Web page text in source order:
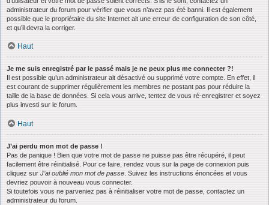
administrateur du forum pour vérifier que vous n’avez pas été banni. Il est également
possible que le propriétaire du site Internet ait une erreur de configuration de son côté,
et qu’il devra la corriger.
Haut
Je me suis enregistré par le passé mais je ne peux plus me connecter ?!
Il est possible qu’un administrateur ait désactivé ou supprimé votre compte. En effet, il
est courant de supprimer régulièrement les membres ne postant pas pour réduire la
taille de la base de données. Si cela vous arrive, tentez de vous ré-enregistrer et soyez
plus investi sur le forum.
Haut
J’ai perdu mon mot de passe !
Pas de panique ! Bien que votre mot de passe ne puisse pas être récupéré, il peut
facilement être réinitialisé. Pour ce faire, rendez vous sur la page de connexion puis
cliquez sur J’ai oublié mon mot de passe . Suivez les instructions énoncées et vous
devriez pouvoir à nouveau vous connecter.
Si toutefois vous ne parveniez pas à réinitialiser votre mot de passe, contactez un
administrateur du forum.